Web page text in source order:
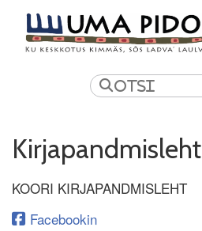
Kirjapandmisleht
KOORI KIRJAPANDMISLEHT
Facebookin